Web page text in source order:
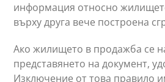
информация относно
върху друга вече построена
Ако жилището в продажба се
представянето на документ,
Изключение от това правило